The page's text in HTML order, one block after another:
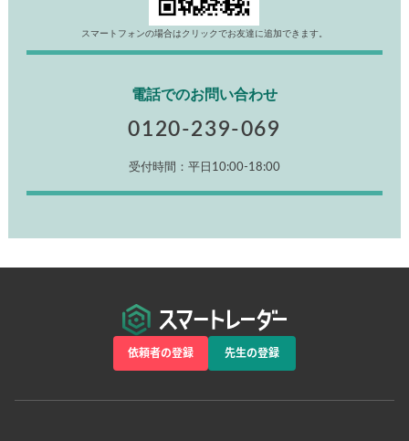
スマートフォンの場合はクリックでお友達に追加できます。
電話でのお問い合わせ
0120-239-069
受付時間：平日10:00-18:00
依頼者の登録 先生の登録